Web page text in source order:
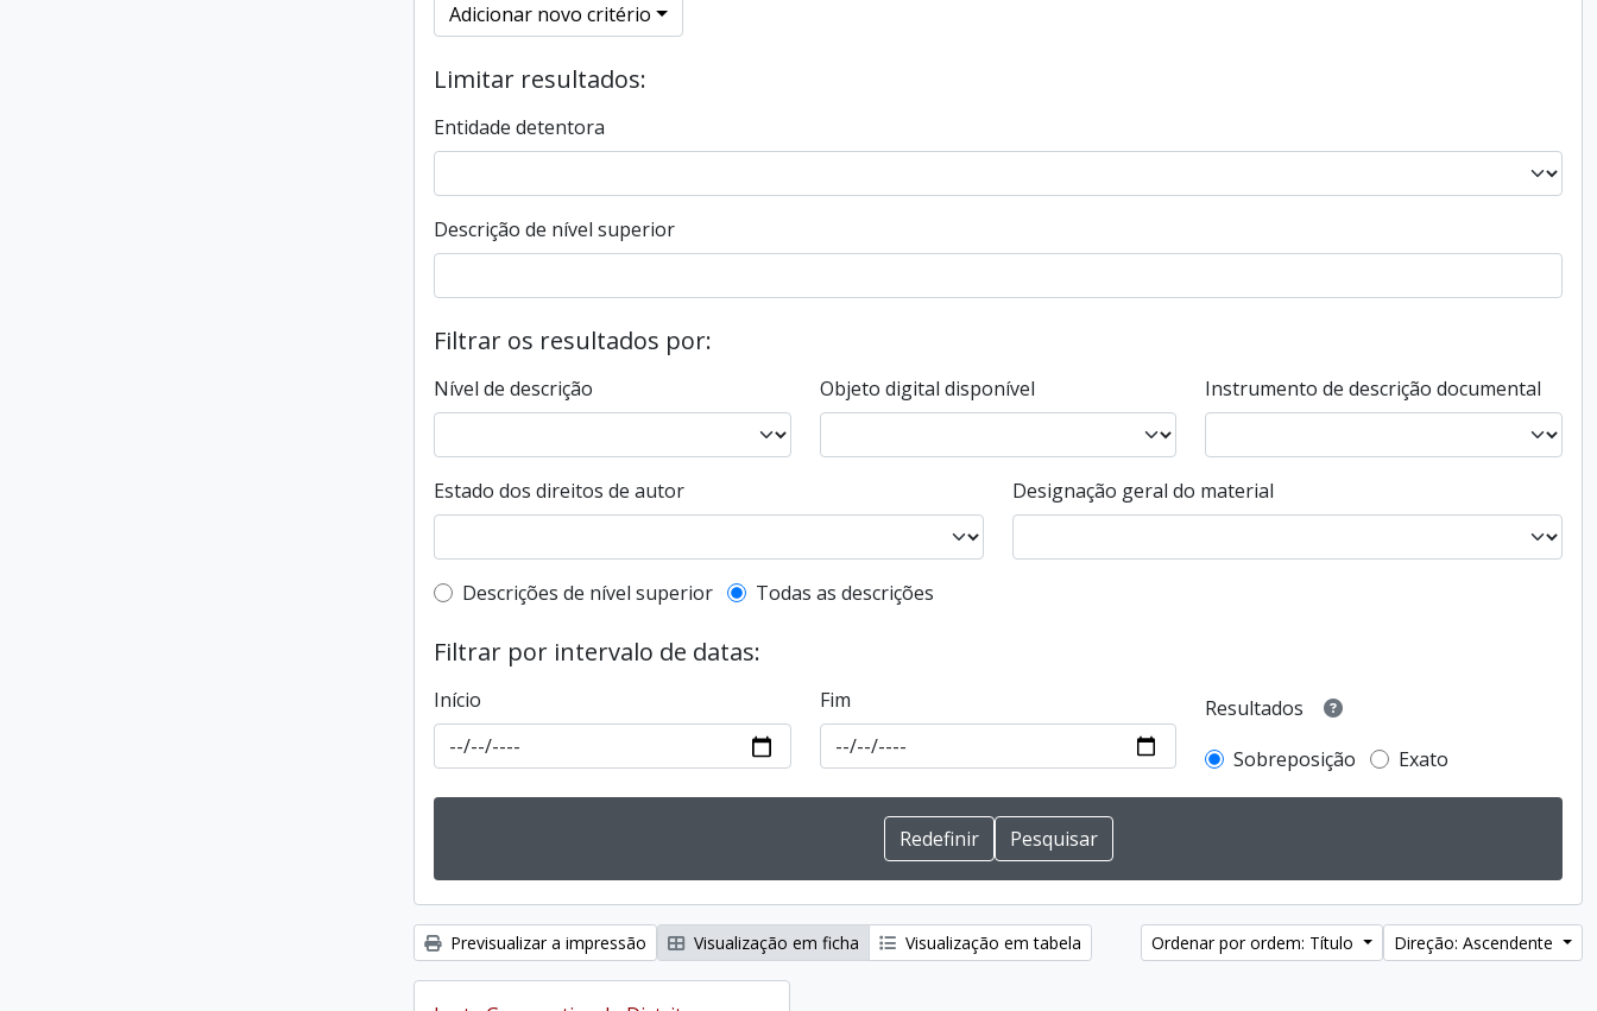
Adicionar novo critério
Limitar resultados:
Entidade detentora
Descrição de nível superior
Filtrar os resultados por:
Nível de descrição Objeto digital disponível Instrumento de descrição documental
Estado dos direitos de autor Designação geral do material
Filtro de descrição de nível superior
Descrições de nível superior Todas as descrições
Filtrar por intervalo de datas:
Início Fim
Resultados
Sobreposição
Exato
Previsualizar a impressão Visualização em ficha Visualização em tabela Ordenar por ordem: Título Direção: Ascendente